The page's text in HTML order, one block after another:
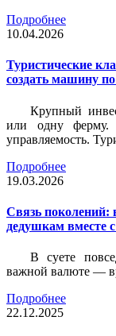
Подробнее
10.04.2026
Туристические
создать машину
Крупный
или одну ферму.
управляемость.
Подробнее
19.03.2026
Связь поколений:
дедушкам вместе
В суете
важной валюте —
Подробнее
22.12.2025